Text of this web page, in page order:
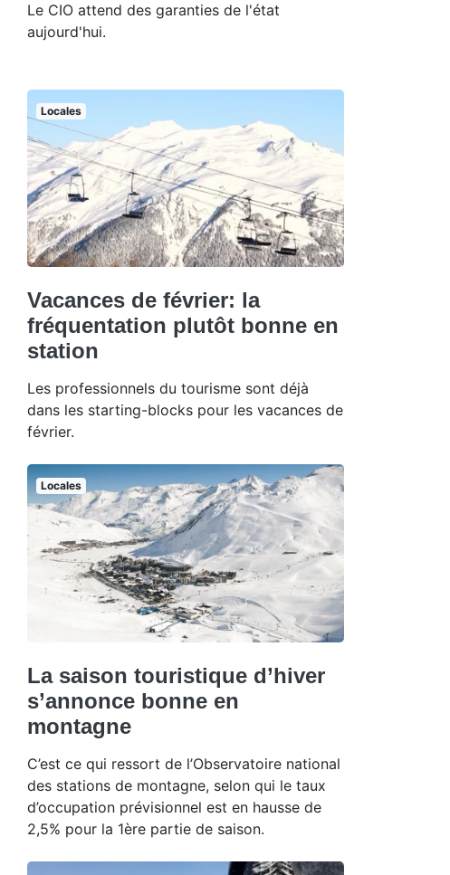
Le CIO attend des garanties de l'état
aujourd'hui.
Locales
Vacances de février: la
fréquentation plutôt bonne en
station
Les professionnels du tourisme sont déjà
dans les starting-blocks pour les vacances de
février.
Locales
La saison touristique d’hiver
s’annonce bonne en
montagne
C’est ce qui ressort de l’Observatoire national
des stations de montagne, selon qui le taux
d’occupation prévisionnel est en hausse de
2,5% pour la 1ère partie de saison.